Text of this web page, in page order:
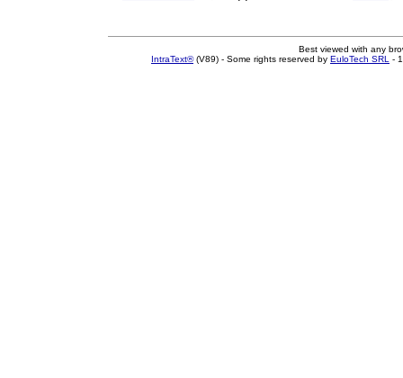
Best viewed with any
IntraText®(V89) - Some rights reserved by EuloTech SRL -